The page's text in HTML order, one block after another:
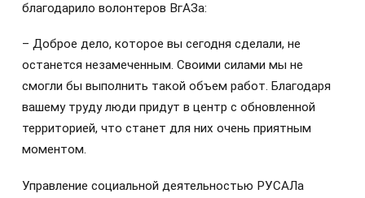
благодарило волонтеров ВгАЗа:
– Доброе дело, которое вы сегодня сделали, не
останется незамеченным. Своими силами мы не
смогли бы выполнить такой объем работ. Благодаря
вашему труду люди придут в центр с обновленной
территорией, что станет для них очень приятным
моментом.
Управление социальной деятельностью РУСАЛа